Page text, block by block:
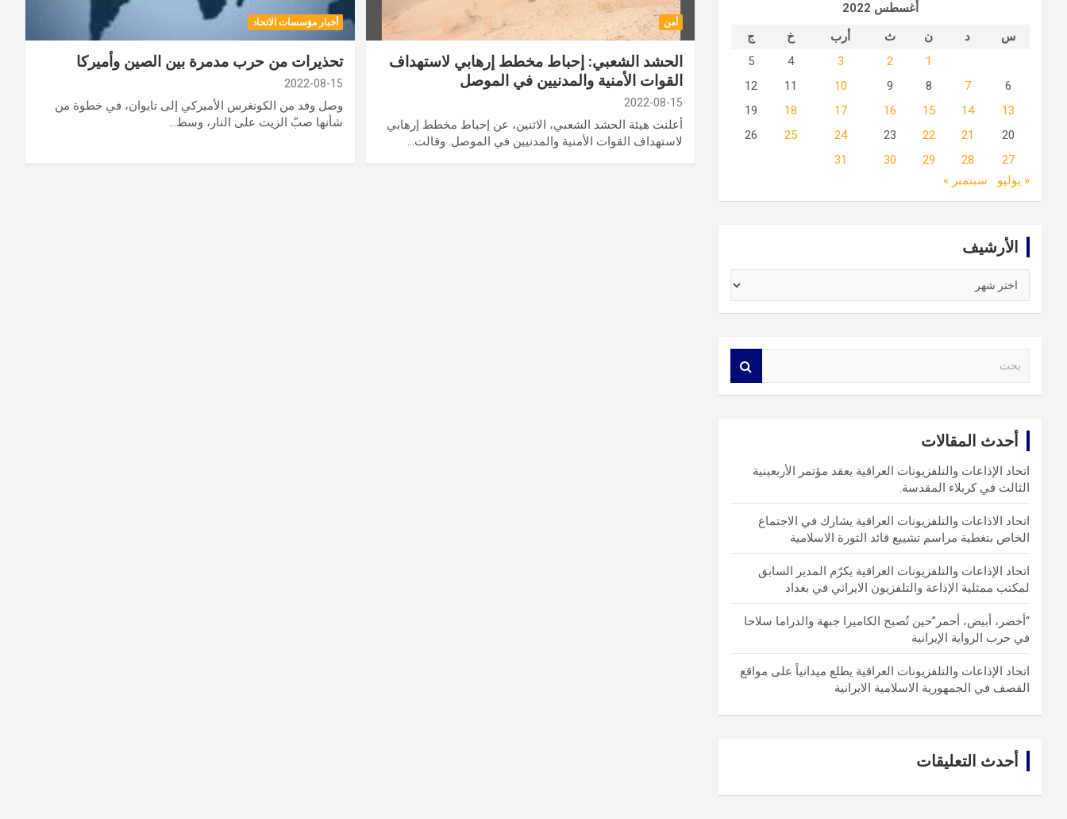
أمن
الحشد الشعبي: إحباط مخطط إرهابي لاستهداف
القوات الأمنية والمدنيين في الموصل
2022-08-15
أعلنت هيئة الحشد الشعبي، الاثنين، عن إحباط مخطط إرهابي
لاستهداف القوات الأمنية والمدنيين في الموصل. وقالت…
أخبار مؤسسات الاتحاد
تحذيرات من حرب مدمرة بين الصين وأميركا
2022-08-15
وصل وفد من الكونغرس الأميركي إلى تايوان، في خطوة من
شأنها صبّ الزيت على النار، وسط…
أغسطس 2022
س
د ن ث أرب خ
ج
1
2
3
4
5
6
7
8
9
10
11
12
13
14
15
16
17
18
19
20
21
22
23
24
25
26
27
28
29
30
31
« يوليو
سبتمبر »
الأرشيف
أحدث المقالات
اتحاد الإذاعات والتلفزيونات العراقية يعقد مؤتمر الأربعينية
الثالث في كربلاء المقدسة.
اتحاد الاذاعات والتلفزيونات العراقية يشارك في الاجتماع
الخاص بتغطية مراسم تشييع قائد الثورة الاسلامية
اتحاد الإذاعات والتلفزيونات العراقية يكرّم المدير السابق
لمكتب ممثلية الإذاعة والتلفزيون الايراني في بغداد
“أخضر، أبيض، أحمر”حين تُصبح الكاميرا جبهة والدراما سلاحا
في حرب الرواية الإيرانية
اتحاد الإذاعات والتلفزيونات العراقية يطلع ميدانياً على مواقع
القصف في الجمهورية الاسلامية الايرانية
أحدث التعليقات